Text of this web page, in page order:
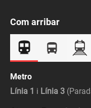
Com arribar
Metro
Línia 1 i Línia 3